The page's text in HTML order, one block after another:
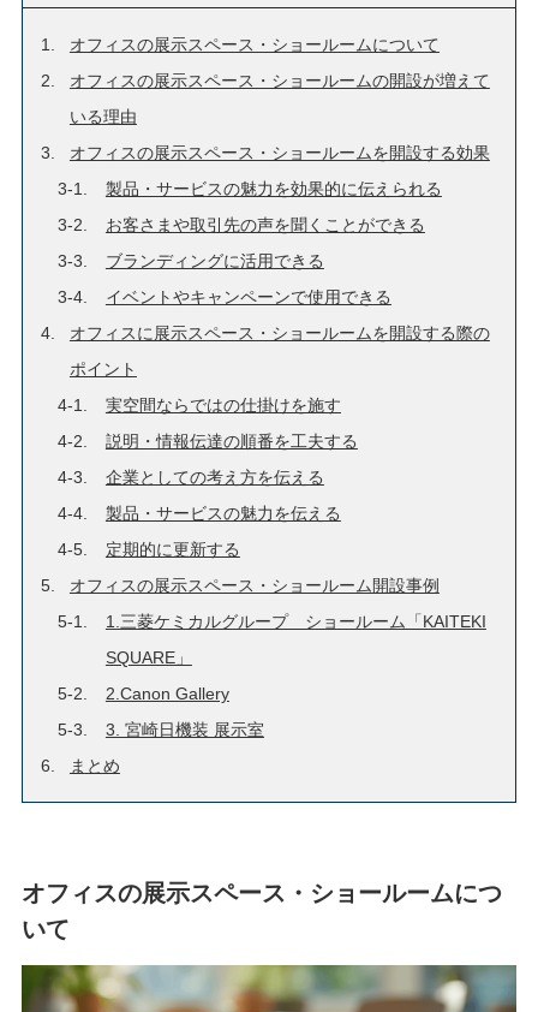
オフィスの展示スペース・ショールームについて
オフィスの展示スペース・ショールームの開設が増えて
いる理由
オフィスの展示スペース・ショールームを開設する効果
製品・サービスの魅力を効果的に伝えられる
お客さまや取引先の声を聞くことができる
ブランディングに活用できる
イベントやキャンペーンで使用できる
オフィスに展示スペース・ショールームを開設する際の
ポイント
実空間ならではの仕掛けを施す
説明・情報伝達の順番を工夫する
企業としての考え方を伝える
製品・サービスの魅力を伝える
定期的に更新する
オフィスの展示スペース・ショールーム開設事例
1.三菱ケミカルグループ ショールーム「KAITEKI
SQUARE」
2.Canon Gallery
3. 宮崎日機装 展示室
まとめ
オフィスの展示スペース・ショールームにつ
いて